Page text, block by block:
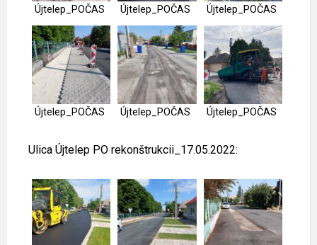
Újtelep_POČAS Újtelep_POČAS Újtelep_POČAS
Újtelep_POČAS Újtelep_POČAS Újtelep_POČAS
Ulica Újtelep PO rekonštrukcii_17.05.2022: